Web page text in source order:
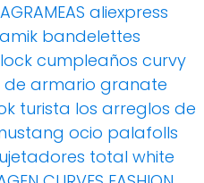
aliexpress
bandelettes
cumpleaños curvy
armario granate
turista los arreglos de
ocio palafolls
total white